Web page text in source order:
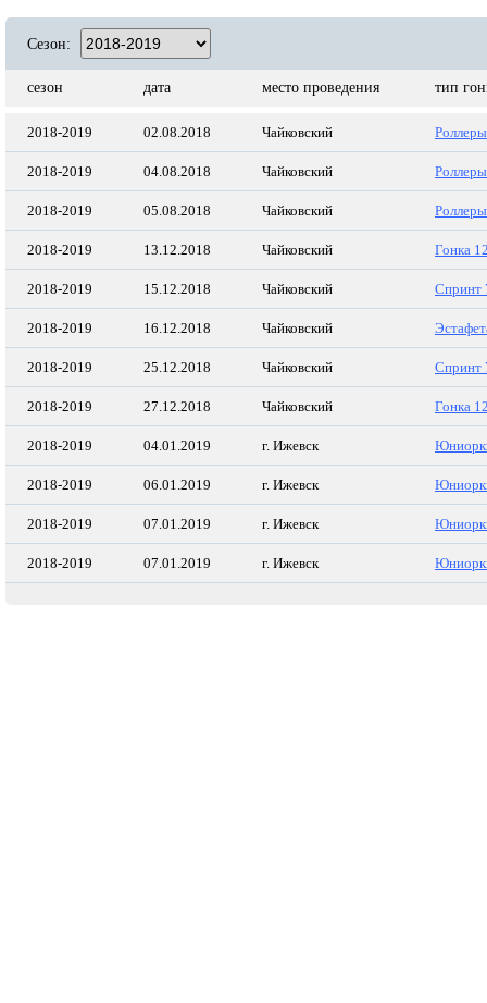
Сезон:
сезон дата место проведения тип
2018-2019 02.08.2018 Чайковский
2018-2019 04.08.2018 Чайковский
2018-2019 05.08.2018 Чайковский
2018-2019 13.12.2018 Чайковский Гонка
2018-2019 15.12.2018 Чайковский Спринт
2018-2019 16.12.2018 Чайковский
2018-2019 25.12.2018 Чайковский Спринт
2018-2019 27.12.2018 Чайковский Гонка
2018-2019 04.01.2019 г. Ижевск
2018-2019 06.01.2019 г. Ижевск
2018-2019 07.01.2019 г. Ижевск
2018-2019 07.01.2019 г. Ижевск